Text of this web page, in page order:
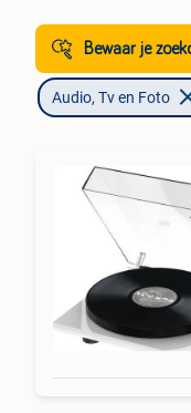
Bewaar je
Audio, Tv en Foto